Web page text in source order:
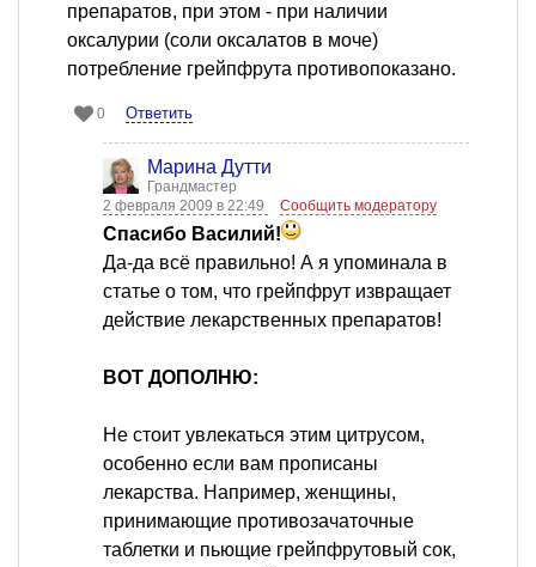
препаратов, при этом - при наличии
оксалурии (соли оксалатов в моче)
потребление грейпфрута противопоказано.
0 Ответить
Марина Дутти
Грандмастер
2 февраля 2009 в 22:49
Сообщить модератору
Спасибо Василий!
Да-да всё правильно! А я упоминала в
статье о том, что грейпфрут извращает
действие лекарственных препаратов!
ВОТ ДОПОЛНЮ:
Не стоит увлекаться этим цитрусом,
особенно если вам прописаны
лекарства. Например, женщины,
принимающие противозачаточные
таблетки и пьющие грейпфрутовый сок,